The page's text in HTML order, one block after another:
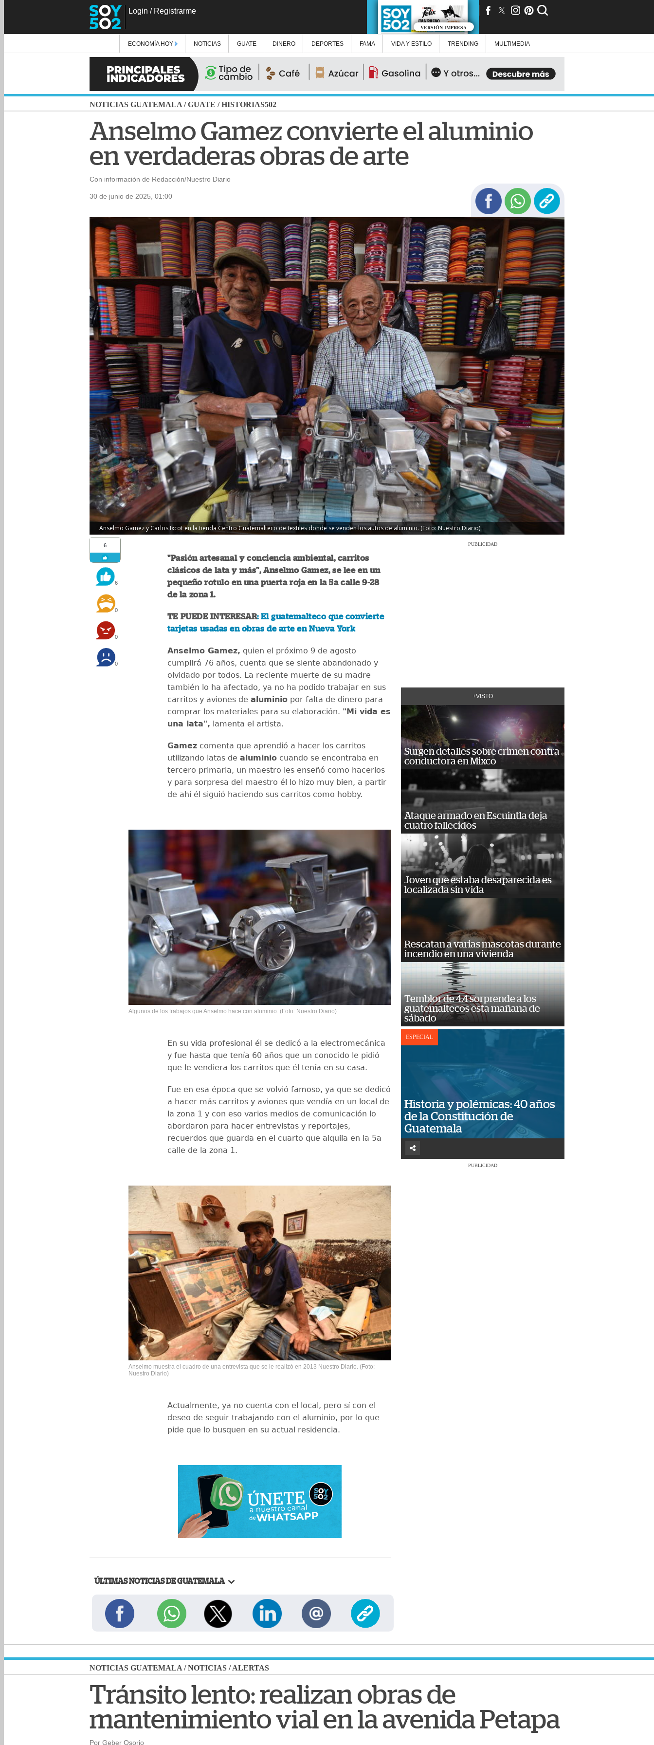
Login / Registrarme
VERSIÓN IMPRESA
ECONOMÍA HOY NOTICIAS GUATE DINERO DEPORTES FAMA VIDA Y ESTILO TRENDING MULTIMEDIA
NOTICIAS GUATEMALA /GUATE /HISTORIAS502
Anselmo Gamez convierte el aluminio
en verdaderas obras de arte
Con información de Redacción/Nuestro Diario
30 de junio de 2025, 01:00
Anselmo Gamez y Carlos Ixcot en la tienda Centro Guatemalteco de textiles donde se venden los autos de aluminio. (Foto: Nuestro Diario)
6
6
0
0
0
"Pasión artesanal y conciencia ambiental, carritos
clásicos de lata y más", Anselmo Gamez, se lee en un
pequeño rotulo en una puerta roja en la 5a calle 9-28
de la zona 1.
TE PUEDE INTERESAR: El guatemalteco que convierte
tarjetas usadas en obras de arte en Nueva York
Anselmo Gamez, quien el próximo 9 de agosto
cumplirá 76 años, cuenta que se siente abandonado y
olvidado por todos. La reciente muerte de su madre
también lo ha afectado, ya no ha podido trabajar en sus
carritos y aviones de aluminio por falta de dinero para
comprar los materiales para su elaboración. "Mi vida es
una lata", lamenta el artista.
Gamez comenta que aprendió a hacer los carritos
utilizando latas de aluminio cuando se encontraba en
tercero primaria, un maestro les enseñó como hacerlos
y para sorpresa del maestro él lo hizo muy bien, a partir
de ahí él siguió haciendo sus carritos como hobby.
Algunos de los trabajos que Anselmo hace con aluminio. (Foto: Nuestro Diario)
En su vida profesional él se dedicó a la electromecánica
y fue hasta que tenía 60 años que un conocido le pidió
que le vendiera los carritos que él tenía en su casa.
Fue en esa época que se volvió famoso, ya que se dedicó
a hacer más carritos y aviones que vendía en un local de
la zona 1 y con eso varios medios de comunicación lo
abordaron para hacer entrevistas y reportajes,
recuerdos que guarda en el cuarto que alquila en la 5a
calle de la zona 1.
Anselmo muestra el cuadro de una entrevista que se le realizó en 2013 Nuestro Diario. (Foto:
Nuestro Diario)
Actualmente, ya no cuenta con el local, pero sí con el
deseo de seguir trabajando con el aluminio, por lo que
pide que lo busquen en su actual residencia.
ÚLTIMAS NOTICIAS DE GUATEMALA
PUBLICIDAD
+VISTO
Surgen detalles sobre crimen contra
conductora en Mixco
Ataque armado en Escuintla deja
cuatro fallecidos
Joven que estaba desaparecida es
localizada sin vida
Rescatan a varias mascotas durante
incendio en una vivienda
Temblor de 4.4 sorprende a los
guatemaltecos esta mañana de
sábado
ESPECIAL
Historia y polémicas: 40 años
de la Constitución de
Guatemala
PUBLICIDAD
NOTICIAS GUATEMALA /NOTICIAS /ALERTAS
Tránsito lento: realizan obras de
mantenimiento vial en la avenida Petapa
Por Geber Osorio